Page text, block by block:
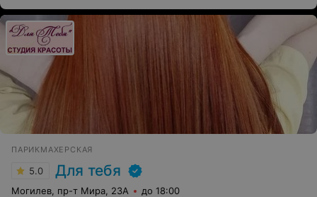
ПАРИКМАХЕРСКАЯ
5.0 Для тебя
Могилев, пр-т Мира, 23А до 18:00